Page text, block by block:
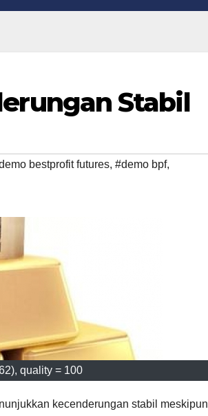
Stabil
bestprofit futures, #demo bpf,
quality = 100
kecenderungan stabil meskipun